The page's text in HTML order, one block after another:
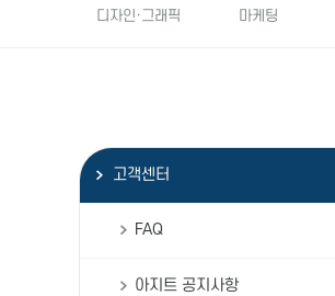
디자인·그래픽 마케팅
고객센터
FAQ
아지트 공지사항